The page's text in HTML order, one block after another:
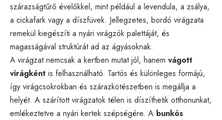
szárazságtűrő évelőkkel, mint például a levendula, a zsálya,
a cickafark vagy a díszfüvek. Jellegzetes, bordó virágzata
remekül kiegészíti a nyári virágzók palettáját, és
magasságával struktúrát ad az ágyásoknak.
A virágzat nemcsak a kertben mutat jól, hanem vágott
virágként is felhasználható. Tartós és különleges formájú,
így virágcsokrokban és szárazkötészetben is megállja a
helyét. A szárított virágzatok télen is díszíthetik otthonunkat,
emlékeztetve a nyári kertek szépségére. A bunkós